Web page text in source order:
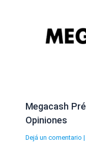
Megacash
Opiniones
Dejá un comentario |